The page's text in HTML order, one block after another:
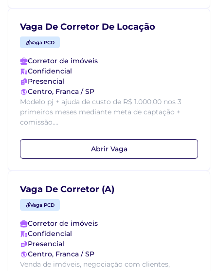
Vaga De Corretor De Locação
Vaga PCD
Corretor de imóveis
Confidencial
Presencial
Centro, Franca / SP
Modelo pj + ajuda de custo de R$ 1.000,00 nos 3
primeiros meses mediante meta de captação +
comissão....
Abrir Vaga
Vaga De Corretor (A)
Vaga PCD
Corretor de imóveis
Confidencial
Presencial
Centro, Franca / SP
Venda de imóveis, negociação com clientes,